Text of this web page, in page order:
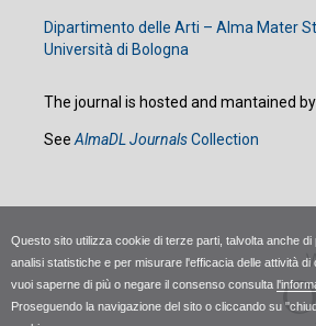
Questo sito utilizza cookie di terze parti, talvolta anche di
analisi statistiche e per misurare l'efficacia delle attività
vuoi saperne di più o negare il consenso consulta
Proseguendo la navigazione del sito o cliccando su
Dipartimento delle Arti – Alma Mater
Università di Bologna
The journal is hosted and mantained by
See AlmaDL JournalsCollection